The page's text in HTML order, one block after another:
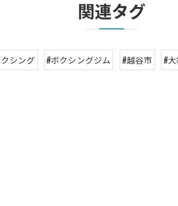
関連タグ
シング #ボクシングジム #越谷市 #